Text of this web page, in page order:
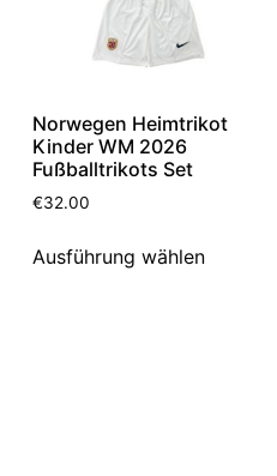
Norwegen Heimtrikot
Kinder WM 2026
Fußballtrikots Set
€32.00
Ausführung wählen